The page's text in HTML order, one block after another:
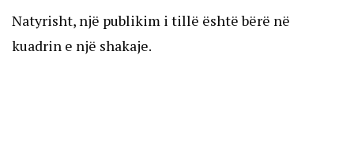
Natyrisht, një publikim i tillë është bërë në
kuadrin e një shakaje.